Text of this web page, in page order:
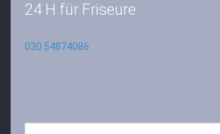
24 H für Friseure
030 54874086